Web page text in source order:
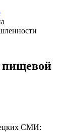
пищевой
СМИ: